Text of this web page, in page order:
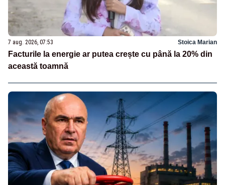
7 aug. 2026, 07:53 Stoica Marian
Facturile la energie ar putea crește cu până la 20% din
această toamnă